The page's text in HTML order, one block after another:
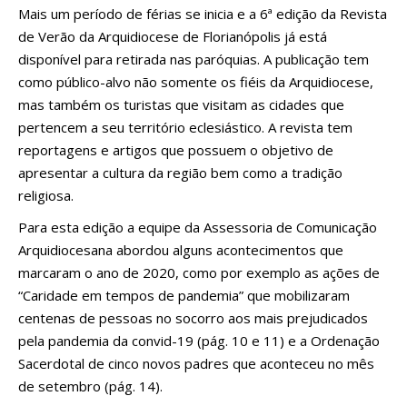
Mais um período de férias se inicia e a 6ª edição da Revista
de Verão da Arquidiocese de Florianópolis já está
disponível para retirada nas paróquias. A publicação tem
como público-alvo não somente os fiéis da Arquidiocese,
mas também os turistas que visitam as cidades que
pertencem a seu território eclesiástico. A revista tem
reportagens e artigos que possuem o objetivo de
apresentar a cultura da região bem como a tradição
religiosa.
Para esta edição a equipe da Assessoria de Comunicação
Arquidiocesana abordou alguns acontecimentos que
marcaram o ano de 2020, como por exemplo as ações de
“Caridade em tempos de pandemia” que mobilizaram
centenas de pessoas no socorro aos mais prejudicados
pela pandemia da convid-19 (pág. 10 e 11) e a Ordenação
Sacerdotal de cinco novos padres que aconteceu no mês
de setembro (pág. 14).